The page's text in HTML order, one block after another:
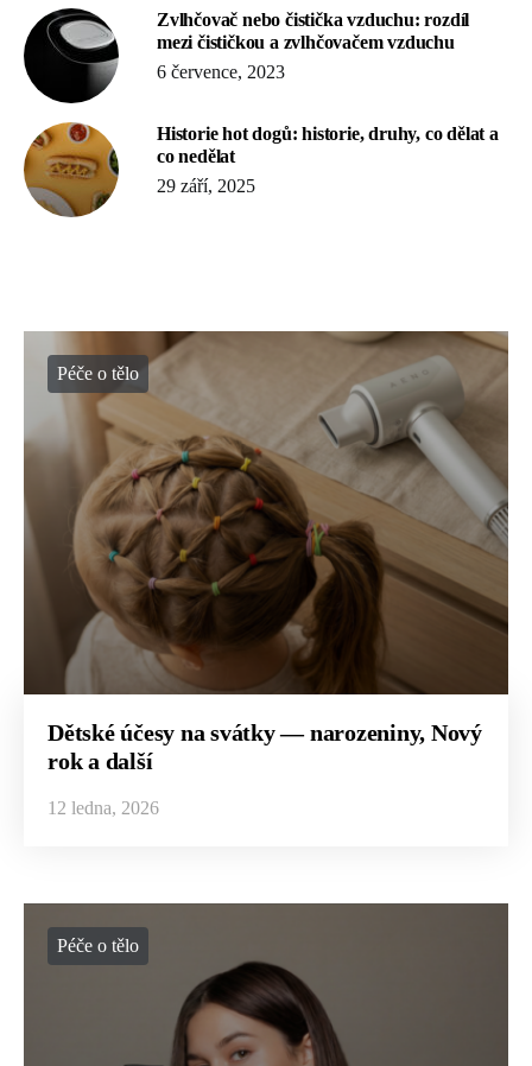
Zvlhčovač nebo čistička vzduchu: rozdíl
mezi čističkou a zvlhčovačem vzduchu
6 července, 2023
Historie hot dogů: historie, druhy, co dělat a
co nedělat
29 září, 2025
Péče o tělo
Dětské účesy na svátky — narozeniny, Nový
rok a další
12 ledna, 2026
Péče o tělo